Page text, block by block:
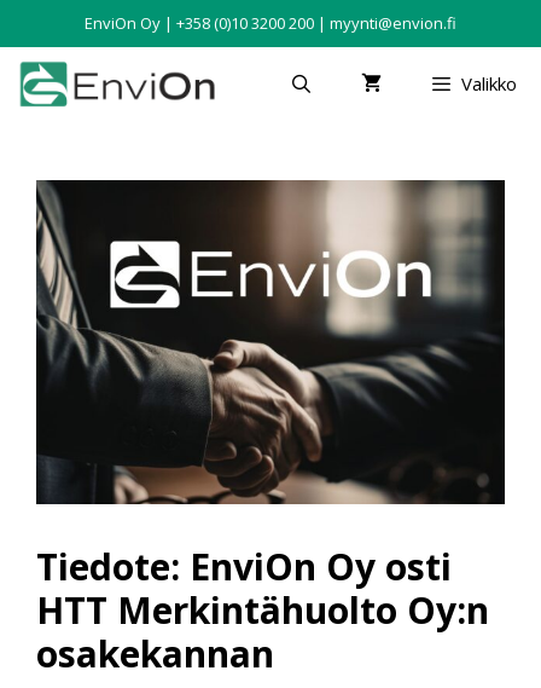
EnviOn Oy | +358 (0)10 3200 200 | myynti@envion.fi
Valikko
Tiedote: EnviOn Oy osti
HTT Merkintähuolto Oy:n
osakekannan